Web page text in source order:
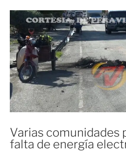
Varias comunidades
falta de energía